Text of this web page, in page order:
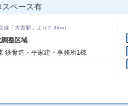
ペース有
線「大宮駅」より2.3km)
調整区域
鉄骨造・平家建・事務所1棟